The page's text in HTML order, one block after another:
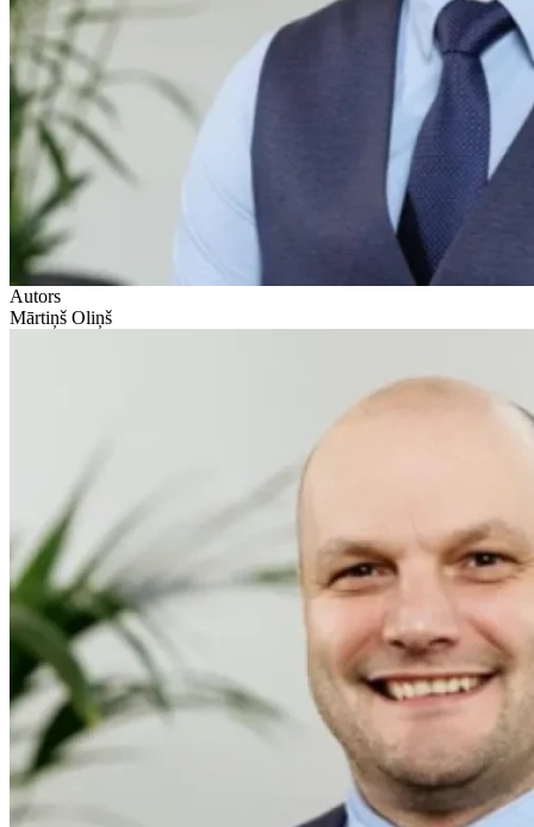
Autors
Mārtiņš Oliņš